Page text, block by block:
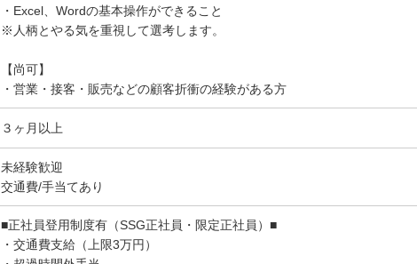
・Excel、Wordの基本操作ができること
※人柄とやる気を重視して選考します。
【尚可】
・営業・接客・販売などの顧客折衝の経験がある方
３ヶ月以上
未経験歓迎
交通費/手当てあり
■正社員登用制度有（SSG正社員・限定正社員）■
・交通費支給（上限3万円）